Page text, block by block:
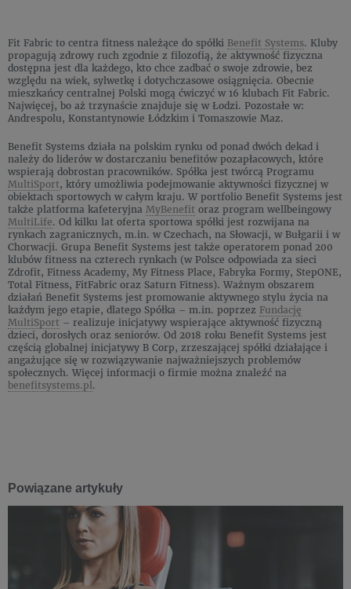
Fit Fabric to centra fitness należące do spółki Benefit Systems. Kluby
propagują zdrowy ruch zgodnie z filozofią, że aktywność fizyczna
dostępna jest dla każdego, kto chce zadbać o swoje zdrowie, bez
względu na wiek, sylwetkę i dotychczasowe osiągnięcia. Obecnie
mieszkańcy centralnej Polski mogą ćwiczyć w 16 klubach Fit Fabric.
Najwięcej, bo aż trzynaście znajduje się w Łodzi. Pozostałe w:
Andrespolu, Konstantynowie Łódzkim i Tomaszowie Maz.
Benefit Systems działa na polskim rynku od ponad dwóch dekad i
należy do liderów w dostarczaniu benefitów pozapłacowych, które
wspierają dobrostan pracowników. Spółka jest twórcą Programu
MultiSport, który umożliwia podejmowanie aktywności fizycznej w
obiektach sportowych w całym kraju. W portfolio Benefit Systems jest
także platforma kafeteryjna MyBenefit oraz program wellbeingowy
MultiLife. Od kilku lat oferta sportowa spółki jest rozwijana na
rynkach zagranicznych, m.in. w Czechach, na Słowacji, w Bułgarii i w
Chorwacji. Grupa Benefit Systems jest także operatorem ponad 200
klubów fitness na czterech rynkach (w Polsce odpowiada za sieci
Zdrofit, Fitness Academy, My Fitness Place, Fabryka Formy, StepONE,
Total Fitness, FitFabric oraz Saturn Fitness). Ważnym obszarem
działań Benefit Systems jest promowanie aktywnego stylu życia na
każdym jego etapie, dlatego Spółka – m.in. poprzez Fundację
MultiSport – realizuje inicjatywy wspierające aktywność fizyczną
dzieci, dorosłych oraz seniorów. Od 2018 roku Benefit Systems jest
częścią globalnej inicjatywy B Corp, zrzeszającej spółki działające i
angażujące się w rozwiązywanie najważniejszych problemów
społecznych. Więcej informacji o firmie można znaleźć na
benefitsystems.pl.
Powiązane artykuły